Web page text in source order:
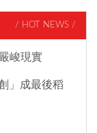
/ HOT NEWS /
峻現實
」成最後稻